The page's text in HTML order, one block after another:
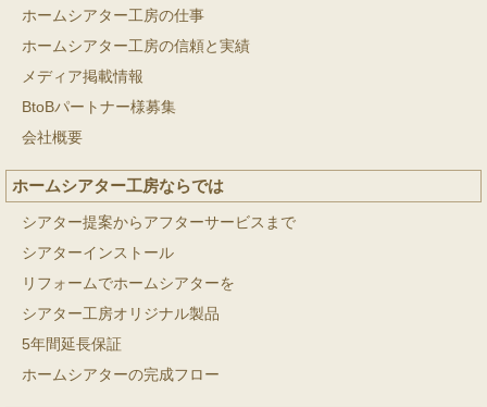
ホームシアター工房の仕事
ホームシアター工房の信頼と実績
メディア掲載情報
BtoBパートナー様募集
会社概要
ホームシアター工房ならでは
シアター提案からアフターサービスまで
シアターインストール
リフォームでホームシアターを
シアター工房オリジナル製品
5年間延長保証
ホームシアターの完成フロー